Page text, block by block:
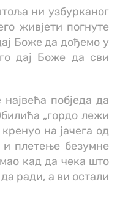
ни узбурканог
живјети погнуте
Боже да дођемо у
дај Боже да сви
побједа да
„гордо лежи
на јачега од
плетење безумне
кад да чека што
ради, а ви остали